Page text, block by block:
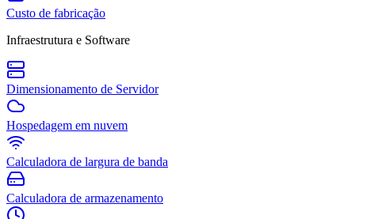
Custo de fabricação
Infraestrutura e Software
Dimensionamento de Servidor
Hospedagem em nuvem
Calculadora de largura de banda
Calculadora de armazenamento